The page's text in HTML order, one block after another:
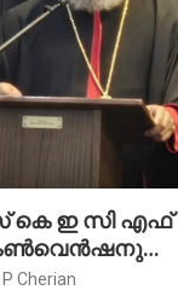
തുടക്കം
P Cherian